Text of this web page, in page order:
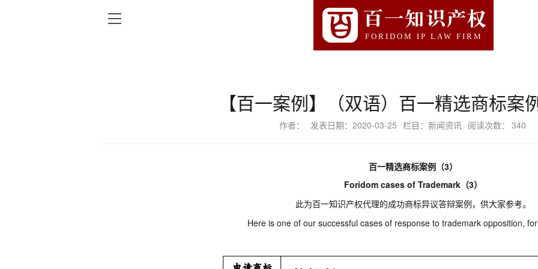
百一知识产权
FORIDOM IP LAW FIRM
【百一案例】（双语）百一精选商标案
作者： 发表日期：2020-03-25 栏目：新闻资讯 阅读次数： 340
百一精选商标案例（3）
Foridom cases of Trademark （3）
此为百一知识产权代理的成功商标异议答辩案例，供大家参考。
Here is one of our successful cases of response to trademark opposition,